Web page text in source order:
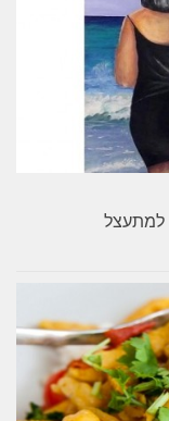
למתעצל